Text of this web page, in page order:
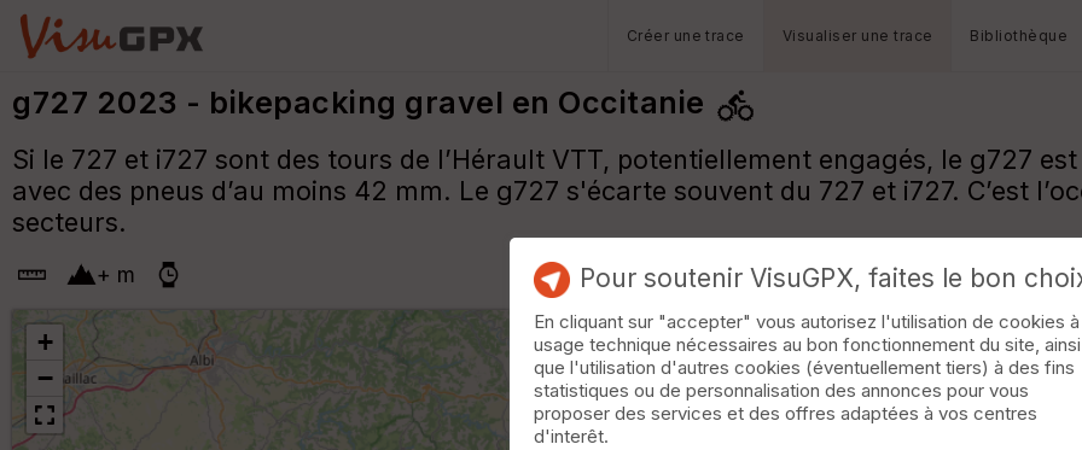
Créer une trace Visualiser une trace Bibliothèque
g727 2023 - bikepacking gravel en Occitanie
Si le 727 et i727 sont des tours de l’Hérault VTT, potentiellement engagés, le g727
avec des pneus d’au moins 42 mm. Le g727 s'écarte souvent du 727 et i727. C’est
secteurs.
+ m
+
−
Pour soutenir VisuGPX, faites le bon
En cliquant sur "accepter" vous autorisez l'utilisation de cookies à
usage technique nécessaires au bon fonctionnement du site, ainsi
que l'utilisation d'autres cookies (éventuellement tiers) à des fins
statistiques ou de personnalisation des annonces pour vous
proposer des services et des offres adaptées à vos centres
d'interêt.